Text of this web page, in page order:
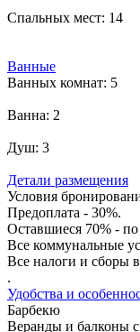
Спальных мест: 14
Ванные
Ванных комнат: 5
Ванна: 2
Душ: 3
Детали размещения
Условия
Предоплата - 30%.
Оставшиеся 70% - по
Все коммунальные
Все налоги и сборы
.
Удобства и
Барбекю
Веранды и балконы